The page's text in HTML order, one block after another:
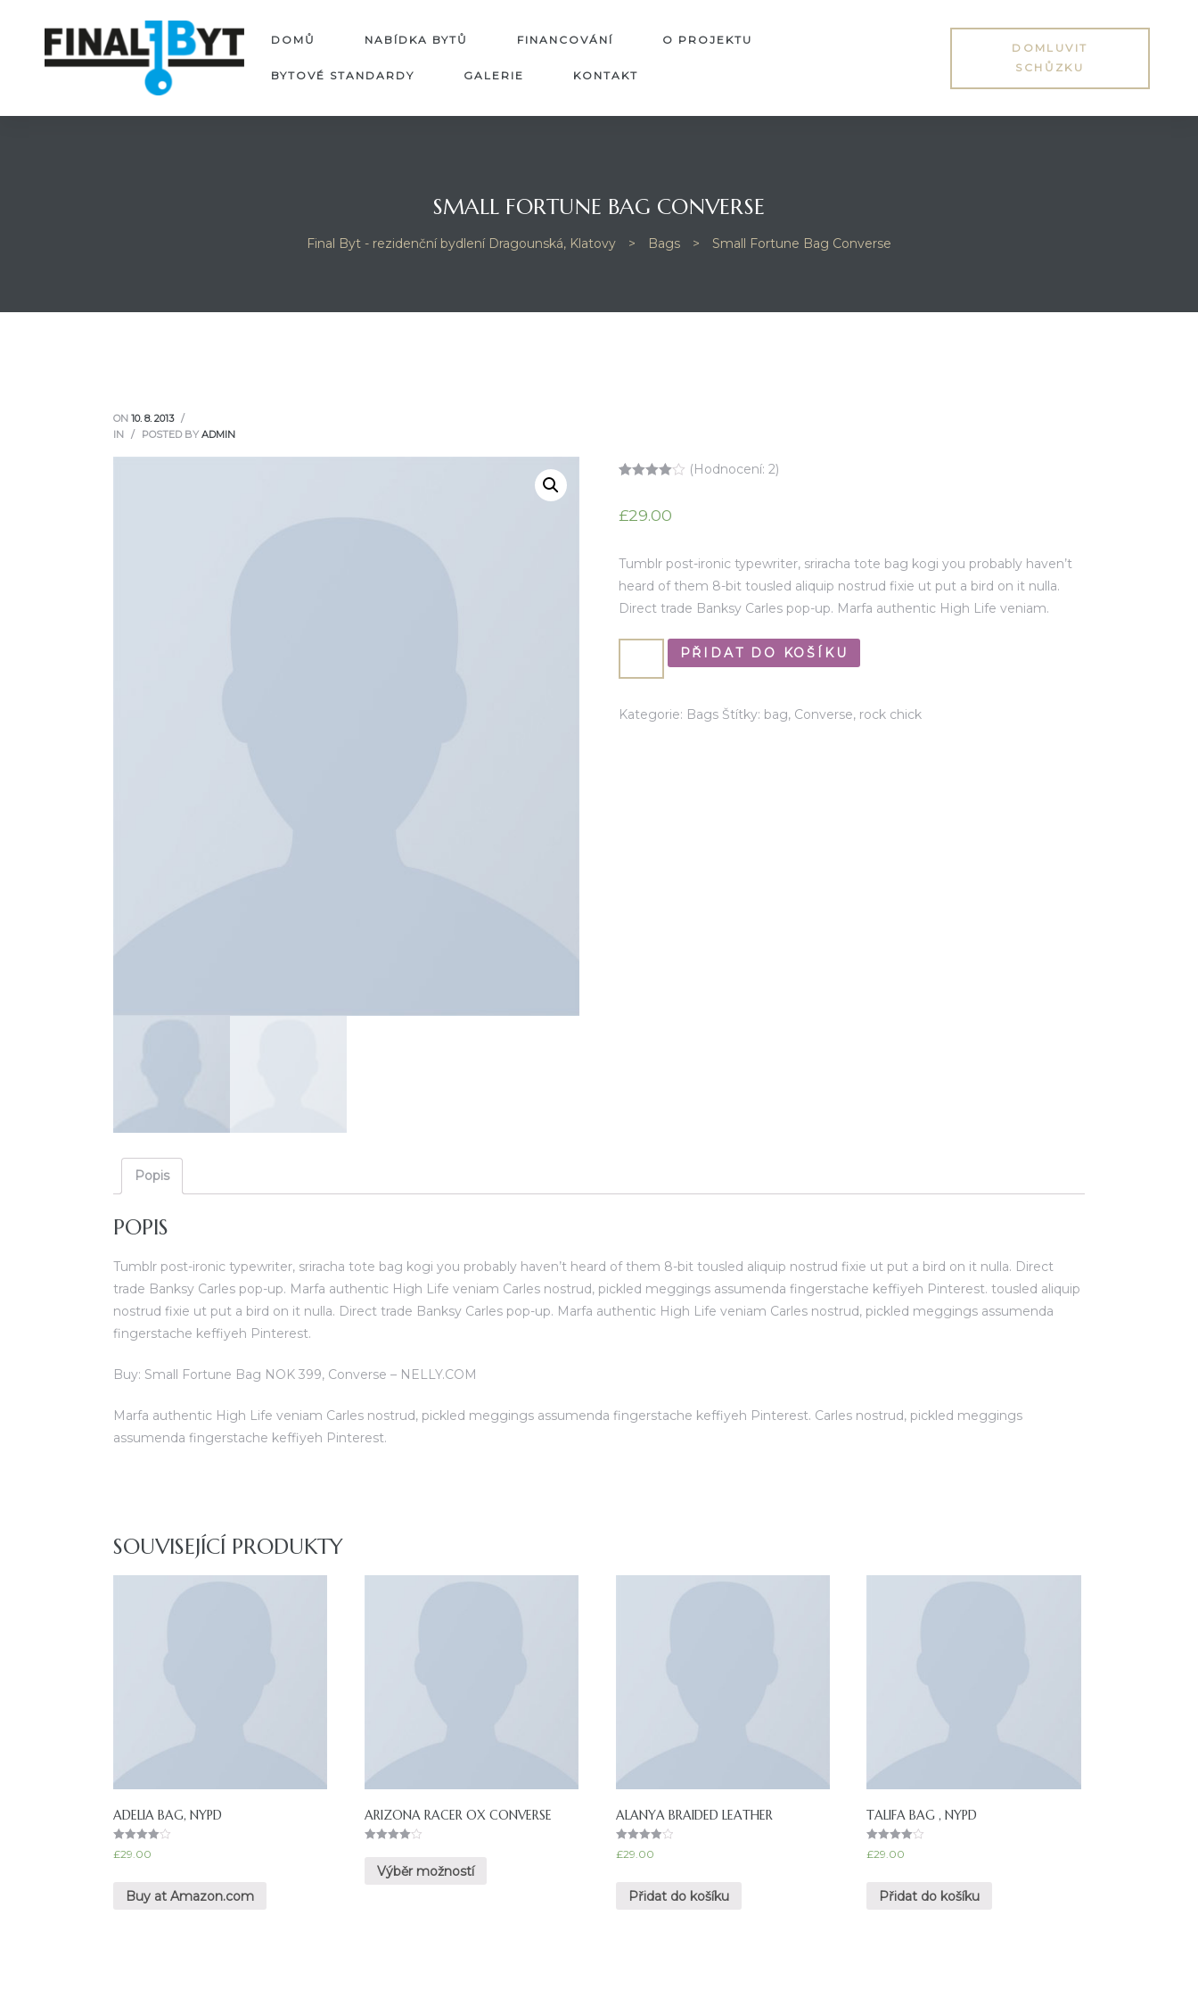
DOMŮ NABÍDKA BYTŮ FINANCOVÁNÍ O PROJEKTU
BYTOVÉ STANDARDY GALERIE KONTAKT
DOMLUVIT
SCHŮZKU
SMALL FORTUNE BAG CONVERSE
Final Byt - rezidenční bydlení Dragounská, Klatovy > Bags > Small Fortune Bag Converse
ON 10. 8. 2013
IN
POSTED BY ADMIN
na základě
hodnocení
(Hodnocení:2)
£29.00
Tumblr post-ironic typewriter, sriracha tote bag kogi you probably haven’t
heard of them 8-bit tousled aliquip nostrud fixie ut put a bird on it nulla.
Direct trade Banksy Carles pop-up. Marfa authentic High Life veniam.
PŘIDAT DO KOŠÍKU
Kategorie: Bags Štítky: bag, Converse, rock chick
Popis
POPIS
Tumblr post-ironic typewriter, sriracha tote bag kogi you probably haven’t heard of them 8-bit tousled aliquip nostrud fixie ut put a bird on it nulla. Direct
trade Banksy Carles pop-up. Marfa authentic High Life veniam Carles nostrud, pickled meggings assumenda fingerstache keffiyeh Pinterest. tousled aliquip
nostrud fixie ut put a bird on it nulla. Direct trade Banksy Carles pop-up. Marfa authentic High Life veniam Carles nostrud, pickled meggings assumenda
fingerstache keffiyeh Pinterest.
Buy: Small Fortune Bag NOK 399, Converse – NELLY.COM
Marfa authentic High Life veniam Carles nostrud, pickled meggings assumenda fingerstache keffiyeh Pinterest. Carles nostrud, pickled meggings
assumenda fingerstache keffiyeh Pinterest.
SOUVISEJÍCÍ PRODUKTY
ADELIA BAG, NYPD
Hodnocen
í
£29.00
Buy at Amazon.com
ARIZONA RACER OX CONVERSE
4.00Výběr možností
ALANYA BRAIDED LEATHER
Hodnocen
í
£29.00
Přidat do košíku
TALIFA BAG , NYPD
Hodnocen
í
£29.00
Přidat do košíku